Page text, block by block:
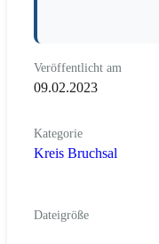
Veröffentlicht am
09.02.2023
Kategorie
Kreis Bruchsal
Dateigröße